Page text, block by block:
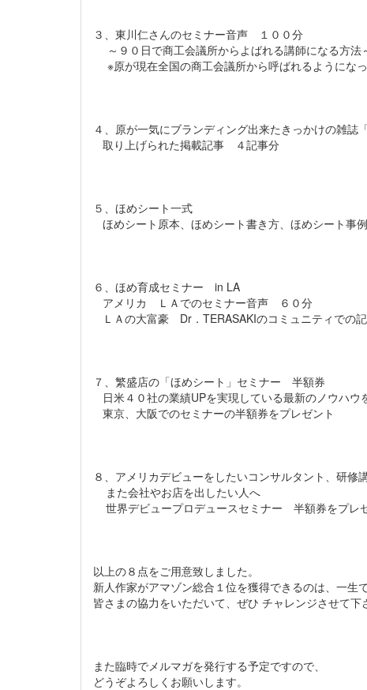
３、東川仁さんのセミナー音声 １００分
～９０日で商工会議所からよばれる講師になる方法
※原が現在全国の商工会議所から呼ばれるようにな
４、原が一気にブランディング出来たきっかけの雑誌
取り上げられた掲載記事 ４記事分
５、ほめシート一式
ほめシート原本、ほめシート書き方、ほめシート事例
６、ほめ育成セミナー in LA
アメリカ ＬＡでのセミナー音声 ６０分
ＬＡの大富豪 Dr．TERASAKIのコミュニティでの
７、繁盛店の「ほめシート」セミナー 半額券
日米４０社の業績UPを実現している最新のノウハウ
東京、大阪でのセミナーの半額券をプレゼント
８、アメリカデビューをしたいコンサルタント、研修
また会社やお店を出したい人へ
世界デビュープロデュースセミナー 半額券をプレ
以上の８点をご用意致しました。
新人作家がアマゾン総合１位を獲得できるのは、一生
皆さまの協力をいただいて、ぜひ チャレンジさせて下
また臨時でメルマガを発行する予定ですので、
どうぞよろしくお願いします。